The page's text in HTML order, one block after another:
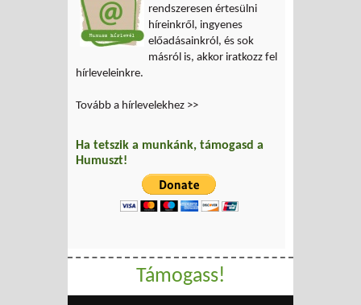
rendszeresen értesülni
híreinkről, ingyenes
előadásainkról, és sok
másról is, akkor iratkozz fel
hírleveleinkre.
Tovább a hírlevelekhez >>
Ha tetszik a munkánk, támogasd a
Humuszt!
Támogass!